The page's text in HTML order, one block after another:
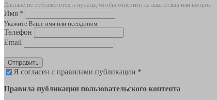
Данные не публикуются и нужны, чтобы ответить на ваш отзыв или вопрос
Имя *
Укажите Ваше имя или псевдоним
Телефон
Email
Отправить
Я согласен с правилами публикации *
Правила публикации пользовательского контента